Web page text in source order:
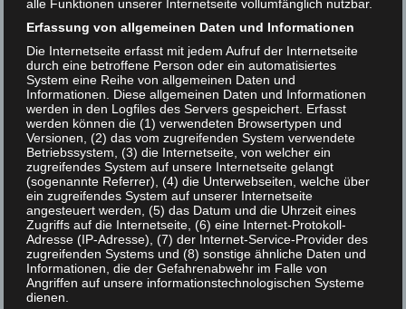
From Media
alle Funktionen unserer Internetseite vollumfänglich nutzbar.
Erfassung von allgemeinen Daten und Informationen
Die Internetseite erfasst mit jedem Aufruf der Internetseite
durch eine betroffene Person oder ein automatisiertes
System eine Reihe von allgemeinen Daten und
Informationen. Diese allgemeinen Daten und Informationen
werden in den Logfiles des Servers gespeichert. Erfasst
werden können die (1) verwendeten Browsertypen und
Versionen, (2) das vom zugreifenden System verwendete
Betriebssystem, (3) die Internetseite, von welcher ein
zugreifendes System auf unsere Internetseite gelangt
(sogenannte Referrer), (4) die Unterwebseiten, welche über
ein zugreifendes System auf unserer Internetseite
angesteuert werden, (5) das Datum und die Uhrzeit eines
Zugriffs auf die Internetseite, (6) eine Internet-Protokoll-
Adresse (IP-Adresse), (7) der Internet-Service-Provider des
zugreifenden Systems und (8) sonstige ähnliche Daten und
Informationen, die der Gefahrenabwehr im Falle von
Angriffen auf unsere informationstechnologischen Systeme
dienen.